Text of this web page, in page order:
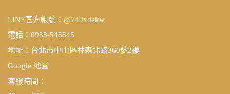
LINE官方帳號： @749xdekw
電話：0958-548845
地址：台北市中山區林森北路360號2樓
Google 地圖
客服時間：